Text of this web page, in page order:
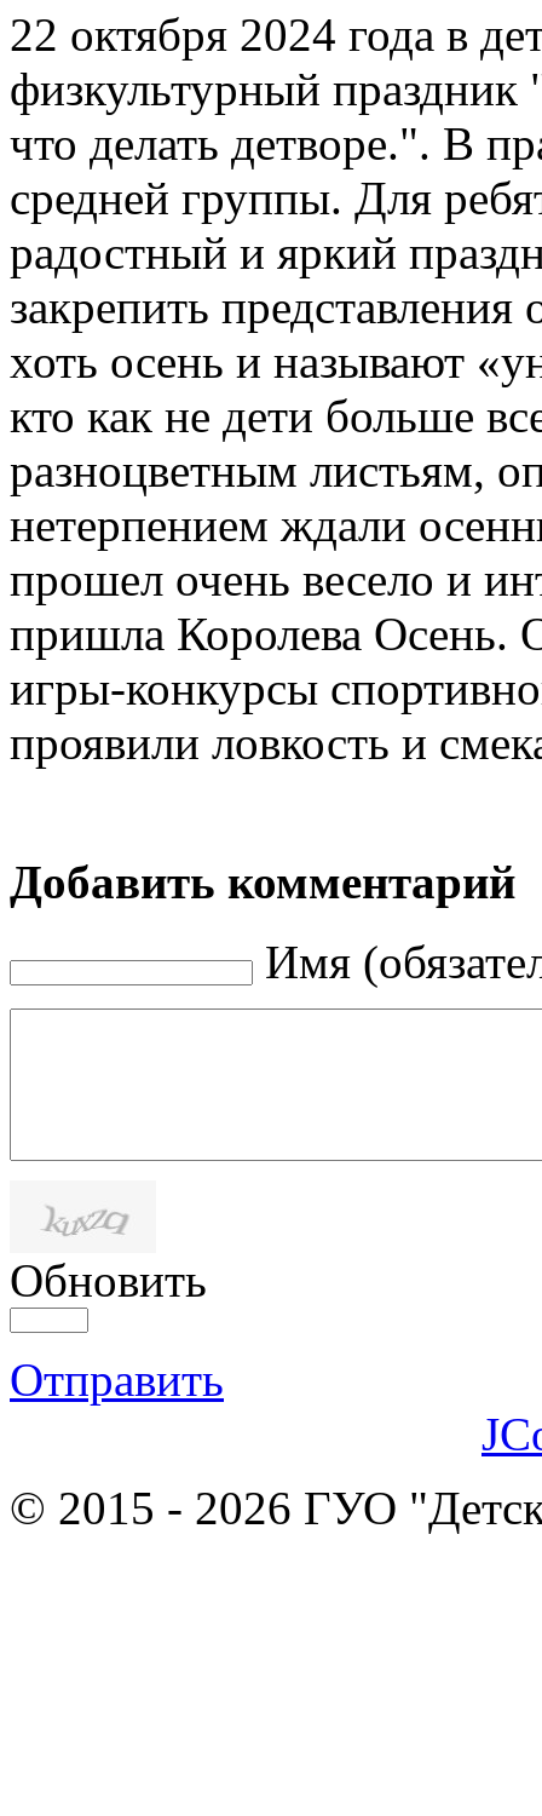
22 октября 2024 года в
физкультурный праздник
что делать детворе.". В
средней группы. Для
радостный и яркий
закрепить
хоть осень и называют
кто как не дети больше
разноцветным листьям,
нетерпением ждали
прошел очень весело и
пришла Королева Осень.
игры-конкурсы
проявили ловкость и
Добавить комментарий
Имя
Обновить
Отправить
© 2015 - 2026 ГУО